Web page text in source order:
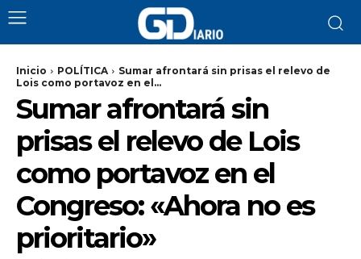
Inicio POLÍTICA
Sumar afrontará sin prisas el relevo de
Lois como portavoz en el...
Sumar afrontará sin
prisas el relevo de Lois
como portavoz en el
Congreso: «Ahora no es
prioritario»